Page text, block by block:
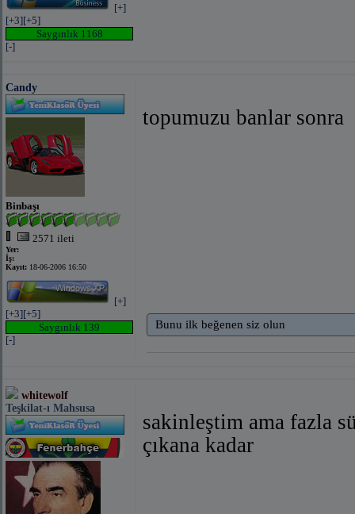
bağlantıyı göster(facebook ile)bağlantıyı
[+]
[+3][+5]
Saygınlık 1168
[-]
Candy
Binbaşı
2571 ileti
Yer:
İş:
Kayıt: 18-06-2006 16:50
[+]
[+3][+5]
Saygınlık 139
[-]
topumuzu banlar sonra
Bunu ilk beğenen siz olun
whitewolf
Teşkilat-ı Mahsusa
sakinleştim ama fazla
çıkana kadar